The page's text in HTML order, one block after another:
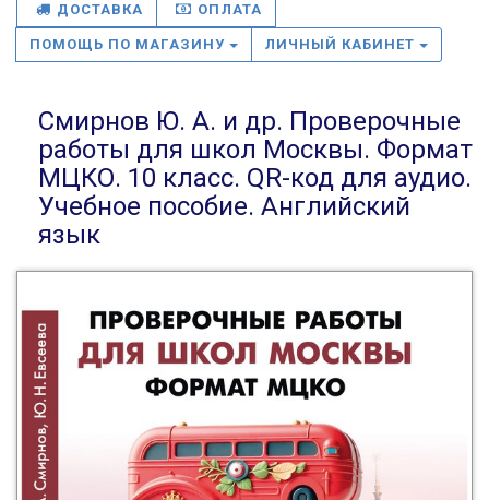
ДОСТАВКА ОПЛАТА
ПОМОЩЬ ПО МАГАЗИНУ ЛИЧНЫЙ КАБИНЕТ
Смирнов Ю. А. и др. Проверочные
работы для школ Москвы. Формат
МЦКО. 10 класс. QR-код для аудио.
Учебное пособие. Английский
язык